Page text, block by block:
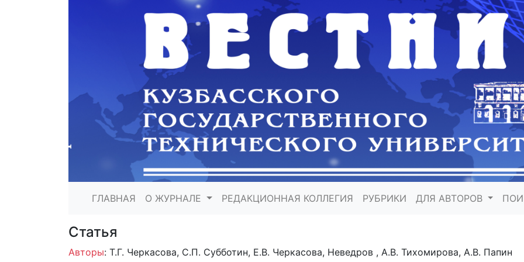
ГЛАВНАЯ О ЖУРНАЛЕ РЕДАКЦИОННАЯ КОЛЛЕГИЯ РУБРИКИ ДЛЯ АВТОРОВ
Статья
Авторы: Т.Г. Черкасова, С.П. Субботин, Е.В. Черкасова, Неведров , А.В. Тихомирова, А.В. Папин